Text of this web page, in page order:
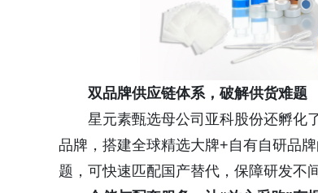
双品牌供应链体系，破解供货难题
星元素甄选母公司亚科股份还孵化
品牌，搭建全球精选大牌+自有自研品
题，可快速匹配国产替代，保障研发不间